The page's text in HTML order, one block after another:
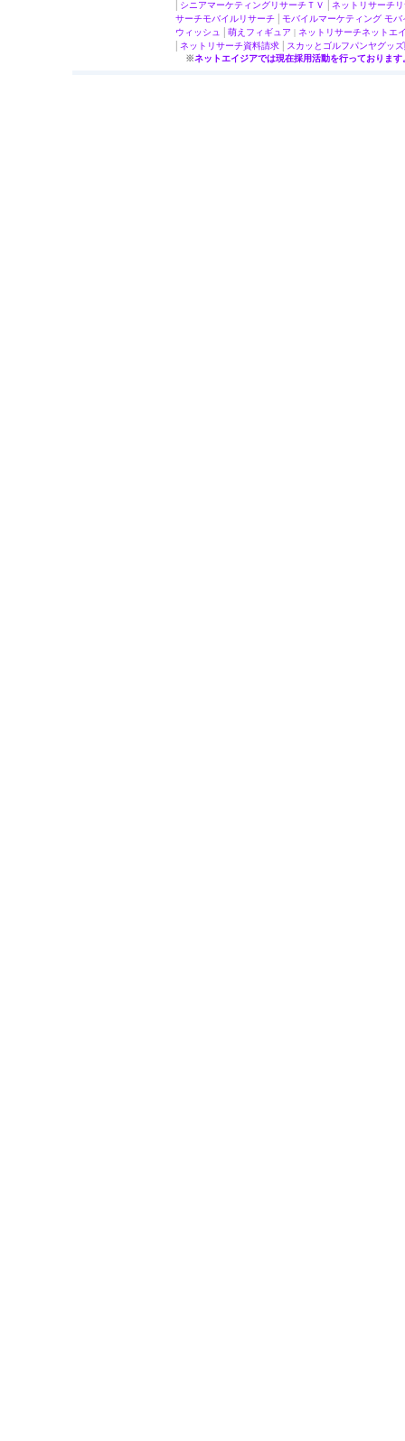
シニアマーケティングリサーチＴＶ ネットリサーチ
サーチモバイルリサーチ モバイルマーケティング モバ
ウィッシュ
萌え フィギュア | ネットリサーチネットエ
ネットリサーチ資料請求 スカッとゴルフパンヤグッ
※ネットエイジアでは現在採用活動を行っておりま